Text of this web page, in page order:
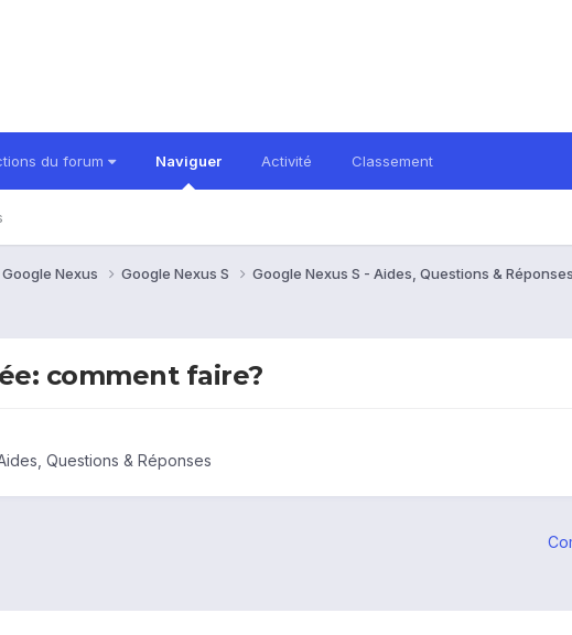
du forum Naviguer Activité Classement
Google Nexus Google Nexus S
Google Nexus S - Aides, Questions & Réponses
comment faire?
Questions & Réponses